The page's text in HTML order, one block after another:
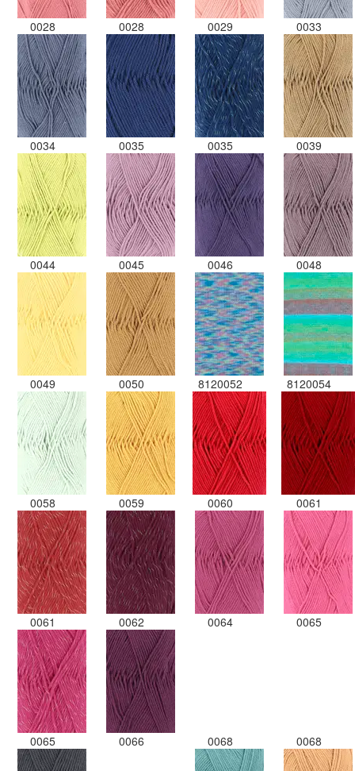
0028 0028 0029 0033
0034 0035 0035 0039
0044 0045 0046 0048
0049 0050 8120052 8120054
0058 0059 0060 0061
0061 0062 0064 0065
0065 0066 0068 0068